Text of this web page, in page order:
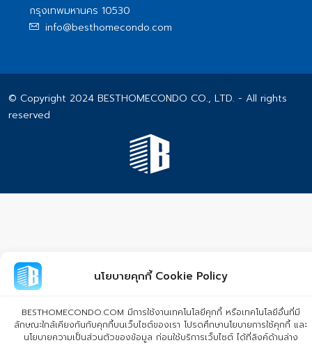
นโยบายคุกกี้ Cookie Policy
BESTHOMECONDO.COM มีการใช้งานเทคโนโลยีคุกกี้ หรือเทคโนโลยีอื่นที่มี
ลักษณะใกล้เคียงกันกับคุกกี้บนเว็บไซต์ของเรา โปรดศึกษานโยบายการใช้คุกกี้ และ
นโยบายความเป็นส่วนตัวของข้อมูล ก่อนใช้บริการเว็บไซต์ ได้ที่ลิงค์ด้านล่าง
กรุงเทพมหานคร 10530
info@besthomecondo.com
© Copyright 2024 BESTHOMECONDO CO., LTD. - All rights
reserved